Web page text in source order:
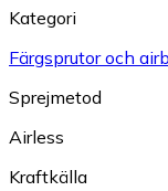
Kategori
Färgsprutor och
Sprejmetod
Airless
Kraftkälla